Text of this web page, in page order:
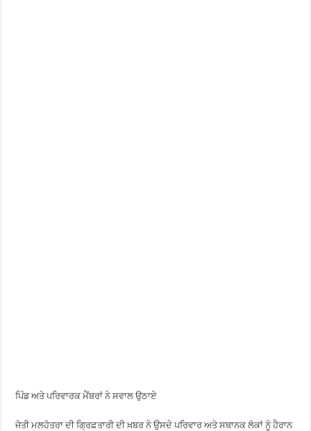
ਪਿੰਡ ਅਤੇ ਪਰਿਵਾਰਕ ਮੈਂਬਰਾਂ ਨੇ ਸਵਾਲ ਉਠਾਏ
ਜੋਤੀ ਮਲਹੋਤਰਾ ਦੀ ਗ੍ਰਿਫ਼ਤਾਰੀ ਦੀ ਖ਼ਬਰ ਨੇ ਉਸਦੇ ਪਰਿਵਾਰ ਅਤੇ ਸਥਾਨਕ ਲੋਕਾਂ ਨੂੰ ਹੈਰਾਨ